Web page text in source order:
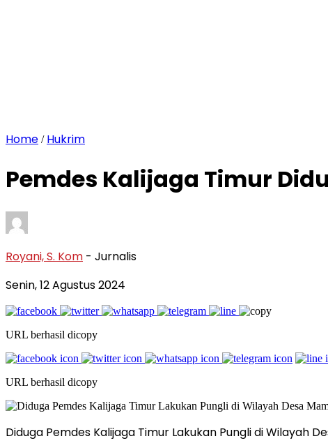
Home / Hukrim
Pemdes Kalijaga Timur
Royani, S. Kom - Jurnalis
Senin, 12 Agustus 2024
URL berhasil dicopy
URL berhasil dicopy
Diduga Pemdes Kalijaga Timur Lakukan Pungli di Wilayah